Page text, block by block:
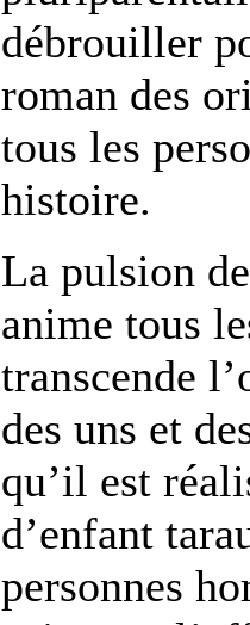
débrouiller
roman des
tous les
histoire.
La pulsion
anime tous
transcende
des uns et
qu’il est
d’enfant
personnes